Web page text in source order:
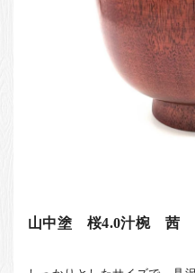
山中塗 桜4.0汁椀 茜